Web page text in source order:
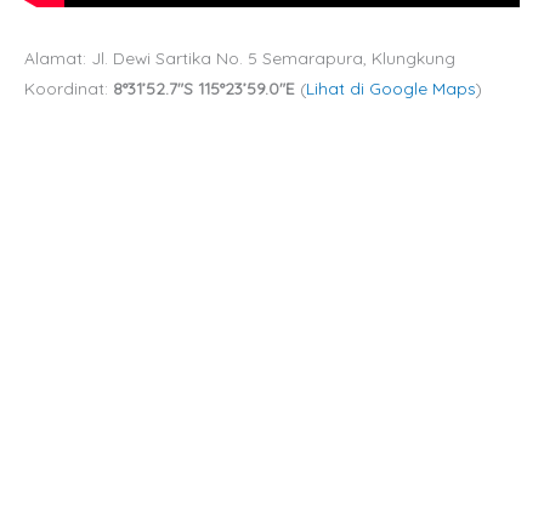
Alamat: Jl. Dewi Sartika No. 5 Semarapura, Klungkung
Koordinat: 8°31’52.7″S 115°23’59.0″E (Lihat di Google Maps)